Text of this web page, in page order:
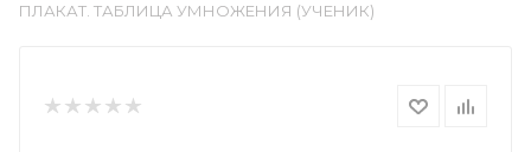
ПЛАКАТ. ТАБЛИЦА УМНОЖЕНИЯ (УЧЕНИК)